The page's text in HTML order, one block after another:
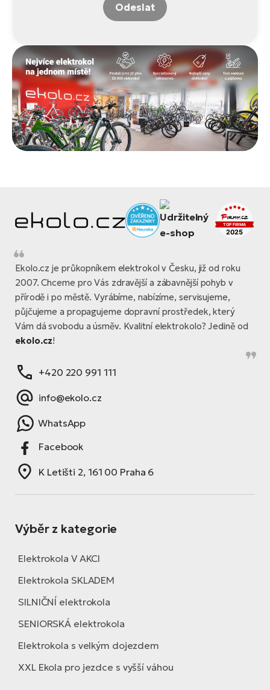
Odeslat
Ekolo.cz je průkopníkem elektrokol v Česku, již od roku
2007. Chceme pro Vás zdravější a zábavnější pohyb v
přírodě i po městě. Vyrábíme, nabízíme, servisujeme,
půjčujeme a propagujeme dopravní prostředek, který
Vám dá svobodu a úsměv. Kvalitní elektrokolo? Jedině od
ekolo.cz!
+420 220 991 111
info@ekolo.cz
WhatsApp
Facebook
K Letišti 2, 161 00 Praha 6
Výběr z kategorie
Elektrokola V AKCI
Elektrokola SKLADEM
SILNIČNÍ elektrokola
SENIORSKÁ elektrokola
Elektrokola s velkým dojezdem
XXL Ekola pro jezdce s vyšší váhou